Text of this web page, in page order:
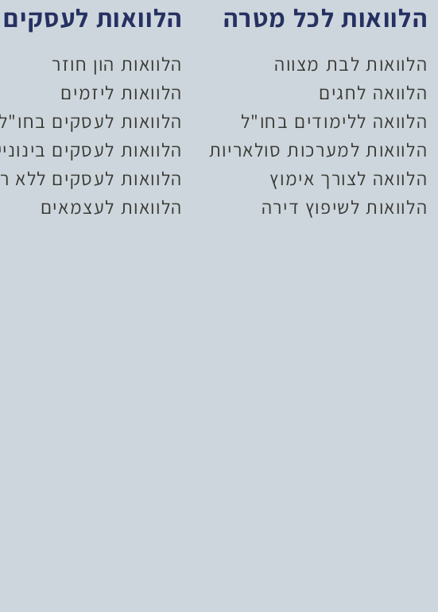
הלוואות לכל מטרה
הלוואות לבת מצווה
הלוואה לחגים
הלוואה ללימודים בחו"ל
הלוואות למערכות סולאריות
הלוואה לצורך אימוץ
הלוואות לשיפוץ דירה
הלוואות לעסקים
הלוואות הון חוזר
הלוואות ליזמים
הלוואות לעסקים
הלוואות לעסקים
הלוואות לעסקים ללא
הלוואות לעצמאים